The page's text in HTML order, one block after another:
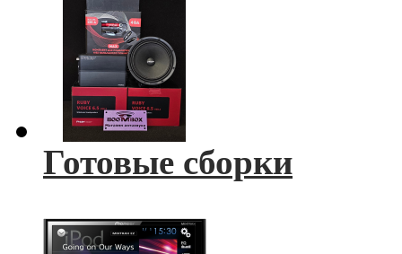
Готовые сборки